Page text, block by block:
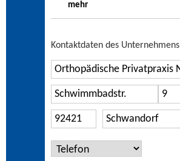
mehr
Kontaktdaten des Unternehmens